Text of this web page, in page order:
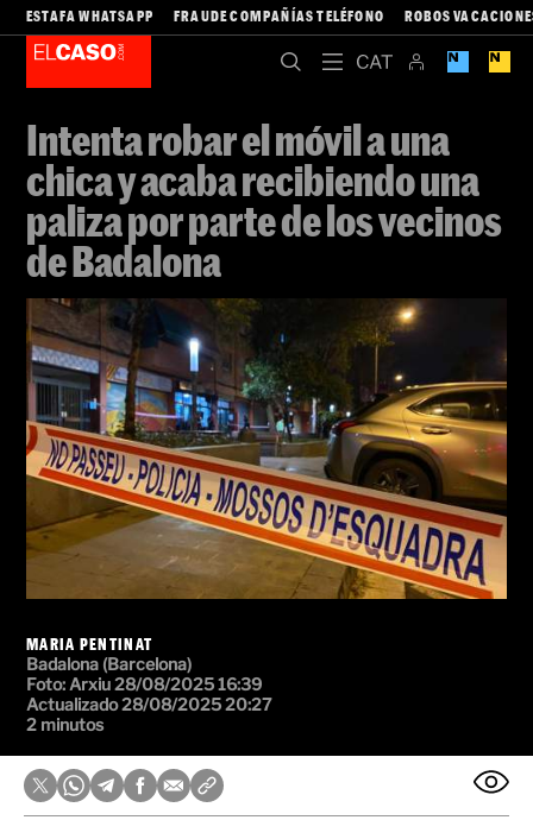
ESTAFA WHATSAPP FRAUDE COMPAÑÍAS TELÉFONO ROBOS
Intenta robar el móvil a una
chica y acaba recibiendo una
paliza por parte de los vecinos
de Badalona
MARIA PENTINAT
Badalona (Barcelona)
Foto: Arxiu28/08/2025 16:39
Actualizado 28/08/2025 20:27
2 minutos